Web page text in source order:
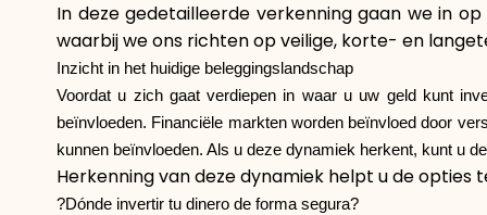
In deze gedetailleerde verkenning gaan we in
waarbij we ons richten op veilige, korte- en
Inzicht in het huidige beleggingslandschap
Voordat u zich gaat verdiepen in waar u uw geld kunt
beïnvloeden. Financiële markten worden beïnvloed door
kunnen beïnvloeden. Als u deze dynamiek herkent, kunt u
Herkenning van deze dynamiek helpt u de opties
?Dónde invertir tu dinero de forma segura?